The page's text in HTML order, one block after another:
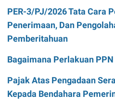
PER-3/PJ/2026 Tata Cara
Penerimaan, Dan
Pemberitahuan
Bagaimana Perlakuan
Pajak Atas Pengadaan
Kepada Bendahara